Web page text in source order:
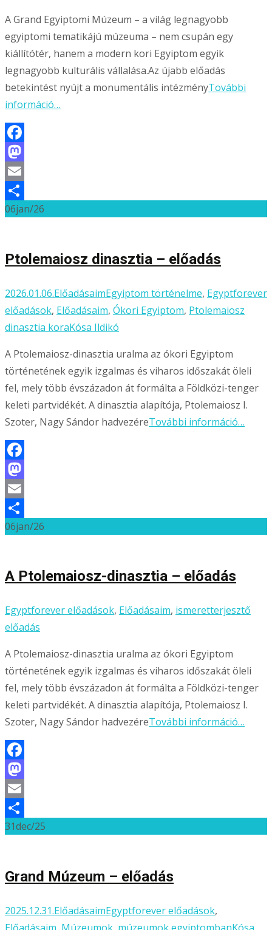
A Grand Egyiptomi Múzeum – a világ legnagyobb
egyiptomi tematikájú múzeuma – nem csupán egy
kiállítótér, hanem a modern kori Egyiptom egyik
legnagyobb kulturális vállalása.Az újabb előadás
betekintést nyújt a monumentális intézményTovábbi
információ…
Facebook
Mastodon
Email
Ossza
06jan/26
Ptolemaiosz dinasztia – előadás
2026.01.06.ElőadásaimEgyiptom történelme, Egyptforever
előadások, Előadásaim, Ókori Egyiptom, Ptolemaiosz
dinasztia koraKósa Ildikó
A Ptolemaiosz-dinasztia uralma az ókori Egyiptom
történetének egyik izgalmas és viharos időszakát öleli
fel, mely több évszázadon át formálta a Földközi-tenger
keleti partvidékét. A dinasztia alapítója, Ptolemaiosz I.
Szoter, Nagy Sándor hadvezéreTovábbi információ…
Facebook
Mastodon
Email
Ossza
06jan/26
A Ptolemaiosz-dinasztia – előadás
Egyptforever előadások, Előadásaim, ismeretterjesztő
előadás
A Ptolemaiosz-dinasztia uralma az ókori Egyiptom
történetének egyik izgalmas és viharos időszakát öleli
fel, mely több évszázadon át formálta a Földközi-tenger
keleti partvidékét. A dinasztia alapítója, Ptolemaiosz I.
Szoter, Nagy Sándor hadvezéreTovábbi információ…
Facebook
Mastodon
Email
Ossza
31dec/25
Grand Múzeum – előadás
2025.12.31.ElőadásaimEgyptforever előadások,